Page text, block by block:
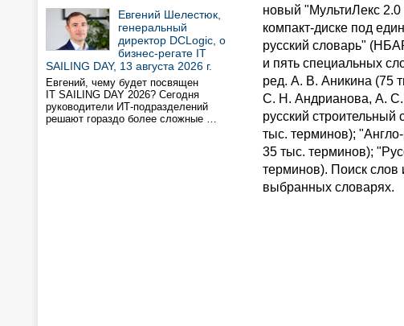
Евгений Шелестюк,
генеральный
директор DCLogic, о
бизнес-регате IT
SAILING DAY, 13 августа 2026 г.
Евгений, чему будет посвящен
IT SAILING DAY 2026? Сегодня
руководители ИТ-подразделений
решают гораздо более сложные …
новый "МультиЛекс
компакт-диске под
русский словарь"
и пять специальных
ред. А. В. Аникина (75
С. Н. Андрианова, А.
русский
тыс. терминов);
35 тыс. терминов);
терминов). Поиск
выбранных словарях.